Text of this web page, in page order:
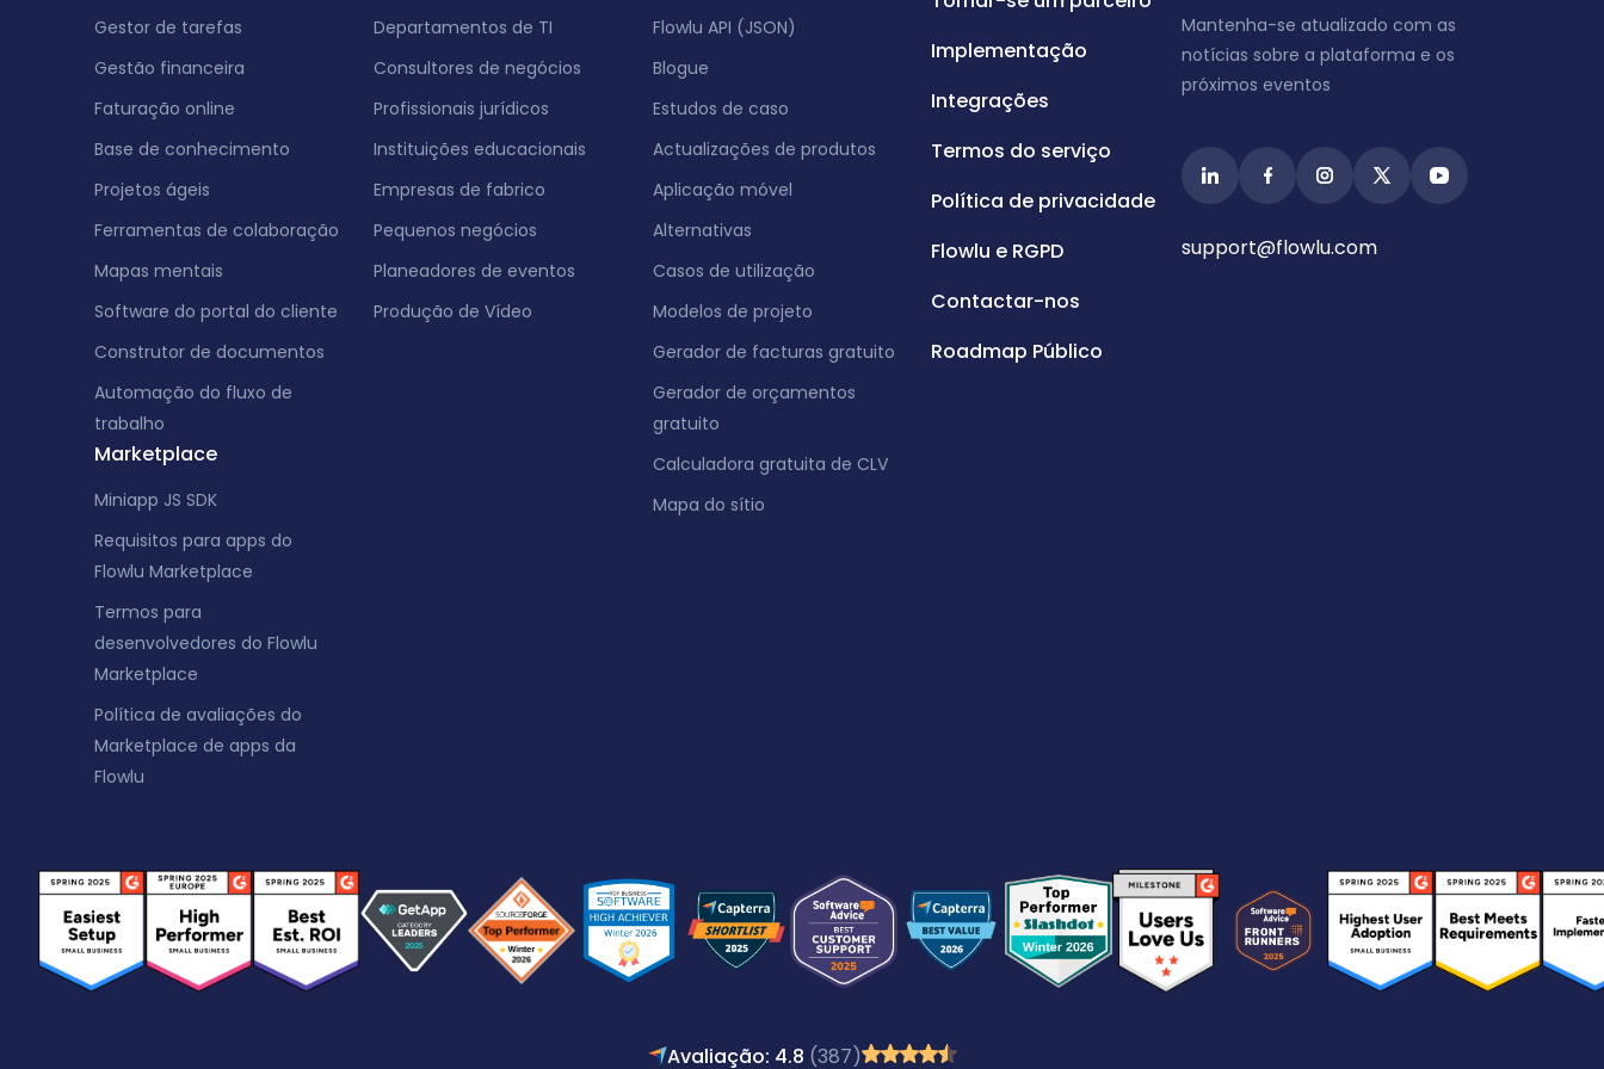
Albânia
Israel
Índia
Gestor de tarefas
Gestão financeira
Faturação online
Base de conhecimento
Projetos ágeis
Ferramentas de colaboração
Mapas mentais
Software do portal do cliente
Construtor de documentos
Automação do fluxo de
trabalho
Marketplace
Miniapp JS SDK
Requisitos para apps do
Flowlu Marketplace
Termos para
desenvolvedores do Flowlu
Marketplace
Política de avaliações do
Marketplace de apps da
Flowlu
Departamentos de TI
Consultores de negócios
Profissionais jurídicos
Instituições educacionais
Empresas de fabrico
Pequenos negócios
Planeadores de eventos
Produção de Vídeo
Flowlu API (JSON)
Blogue
Estudos de caso
Actualizações de produtos
Aplicação móvel
Alternativas
Casos de utilização
Modelos de projeto
Gerador de facturas gratuito
Gerador de orçamentos
gratuito
Calculadora gratuita de CLV
Mapa do sítio
Implementação
Integrações
Termos do serviço
Política de privacidade
Flowlu e RGPD
Contactar-nos
Roadmap Público
Mantenha-se atualizado com as
notícias sobre a plataforma e os
próximos eventos
support@flowlu.com
Avaliação: 4.8 (387)